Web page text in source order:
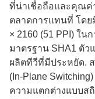
ที่น่าเชื่อถือและคุณค่
ตลาดการแทนที่ โดย
× 2160 (51 PPI) ใน
มาตรฐาน SHA1 ตั
ผลิตทีวีที่มีประหยัด.
(In-Plane
ความแตกต่างแบบส